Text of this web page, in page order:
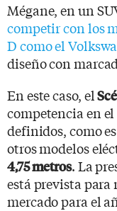
Mégane, en un
competir con los
D como el
diseño con
En este caso, el
competencia en
definidos, como
otros modelos
4,75 metros. La
está prevista para
mercado para el